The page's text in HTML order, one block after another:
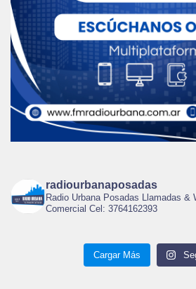
radiourbanaposadas
Radio Urbana Posadas Llamadas &
Comercial Cel: 3764162393
Cargar Más